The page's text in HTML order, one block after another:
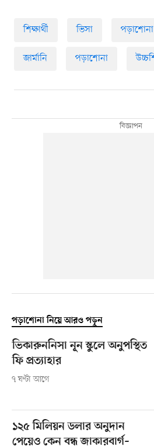
শিক্ষার্থী ভিসা
জার্মানি পড়াশোনা
পড়াশোনা নিয়ে আরও পড়ুন
ভিকারুননিসা নূন স্কুলে অনুপস্থিত
ফি প্রত্যাহার
৭ ঘণ্টা আগে
১২৫ মিলিয়ন ডলার অনুদান
পেয়েও কেন বন্ধ জাকারবার্গ–